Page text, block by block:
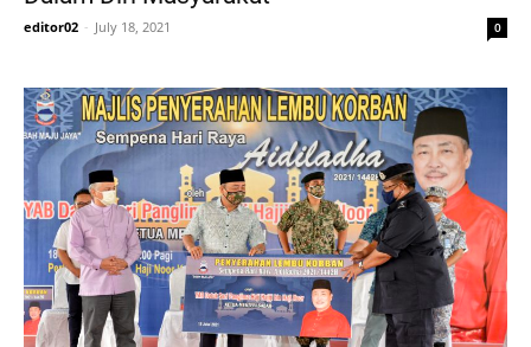
editor02 - July 18, 2021 0